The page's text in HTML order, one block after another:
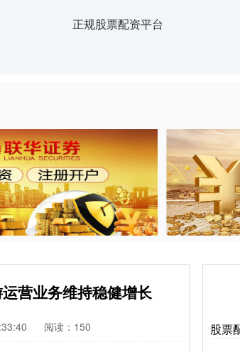
正规股票配资平台
营业务维持稳健增长
阅读：150
股票